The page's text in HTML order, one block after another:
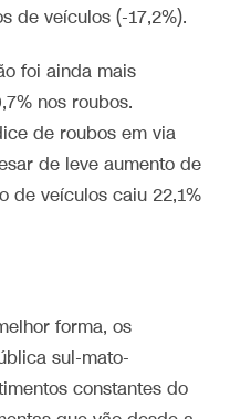
de veículos (-17,2%).
foi ainda mais
nos roubos.
de roubos em via
de leve aumento de
de veículos caiu 22,1%
forma, os
sul-mato-
constantes do